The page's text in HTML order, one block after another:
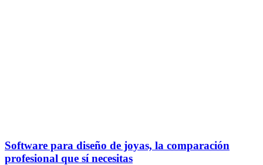
Software para diseño de joyas, la comparación
profesional que sí necesitas